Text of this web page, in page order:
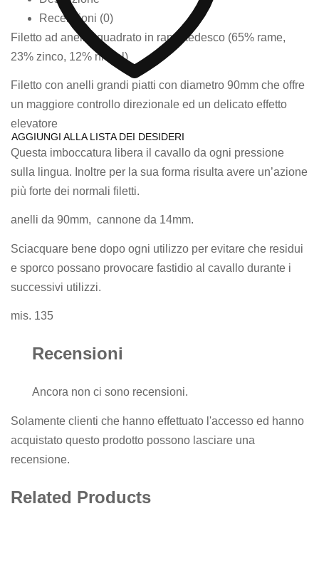
AGGIUNGI ALLA LISTA DEI DESIDERI
Recensioni (0)
Filetto ad anelli squadrato in rame tedesco (65% rame,
23% zinco, 12% nickel)
Filetto con anelli grandi piatti con diametro 90mm che offre
un maggiore controllo direzionale ed un delicato effetto
elevatore
Questa imboccatura libera il cavallo da ogni pressione
sulla lingua. Inoltre per la sua forma risulta avere un’azione
più forte dei normali filetti.
anelli da 90mm, cannone da 14mm.
Sciacquare bene dopo ogni utilizzo per evitare che residui
e sporco possano provocare fastidio al cavallo durante i
successivi utilizzi.
mis. 135
Recensioni
Ancora non ci sono recensioni.
Solamente clienti che hanno effettuato l'accesso ed hanno
acquistato questo prodotto possono lasciare una
recensione.
Related Products